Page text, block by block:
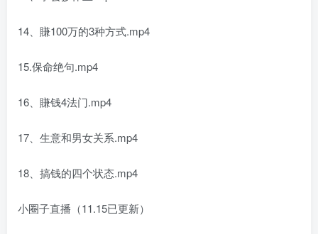
14、賺100万的3种方式.mp4
15.保命绝句.mp4
16、賺钱4法门.mp4
17、生意和男女关系.mp4
18、搞钱的四个状态.mp4
小圈子直播（11.15已更新）